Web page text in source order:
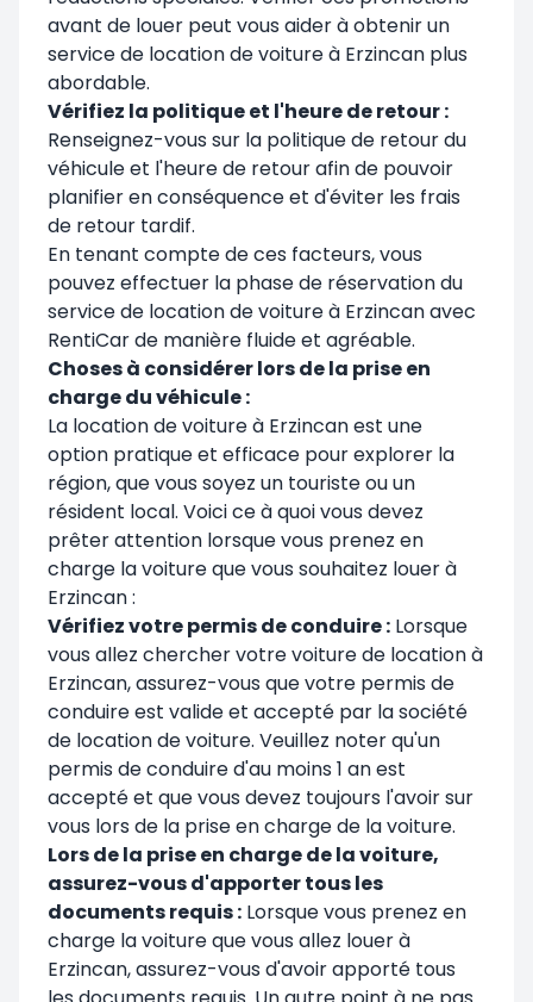
avant de louer peut vous aider à obtenir un
service de location de voiture à Erzincan plus
abordable.
Vérifiez la politique et l'heure de retour :
Renseignez-vous sur la politique de retour du
véhicule et l'heure de retour afin de pouvoir
planifier en conséquence et d'éviter les frais
de retour tardif.
En tenant compte de ces facteurs, vous
pouvez effectuer la phase de réservation du
service de location de voiture à Erzincan avec
RentiCar de manière fluide et agréable.
Choses à considérer lors de la prise en
charge du véhicule :
La location de voiture à Erzincan est une
option pratique et efficace pour explorer la
région, que vous soyez un touriste ou un
résident local. Voici ce à quoi vous devez
prêter attention lorsque vous prenez en
charge la voiture que vous souhaitez louer à
Erzincan :
Vérifiez votre permis de conduire : Lorsque
vous allez chercher votre voiture de location à
Erzincan, assurez-vous que votre permis de
conduire est valide et accepté par la société
de location de voiture. Veuillez noter qu'un
permis de conduire d'au moins 1 an est
accepté et que vous devez toujours l'avoir sur
vous lors de la prise en charge de la voiture.
Lors de la prise en charge de la voiture,
assurez-vous d'apporter tous les
documents requis : Lorsque vous prenez en
charge la voiture que vous allez louer à
Erzincan, assurez-vous d'avoir apporté tous